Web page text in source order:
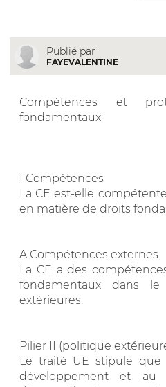
Publié par
FAYEVALENTINE
Compétences et
fondamentaux
I Compétences
La CE est-elle
en matière de droits
A Compétences externes
La CE a des
fondamentaux dans
extérieures.
Pilier II (politique
Le traité UE stipule
développement et au